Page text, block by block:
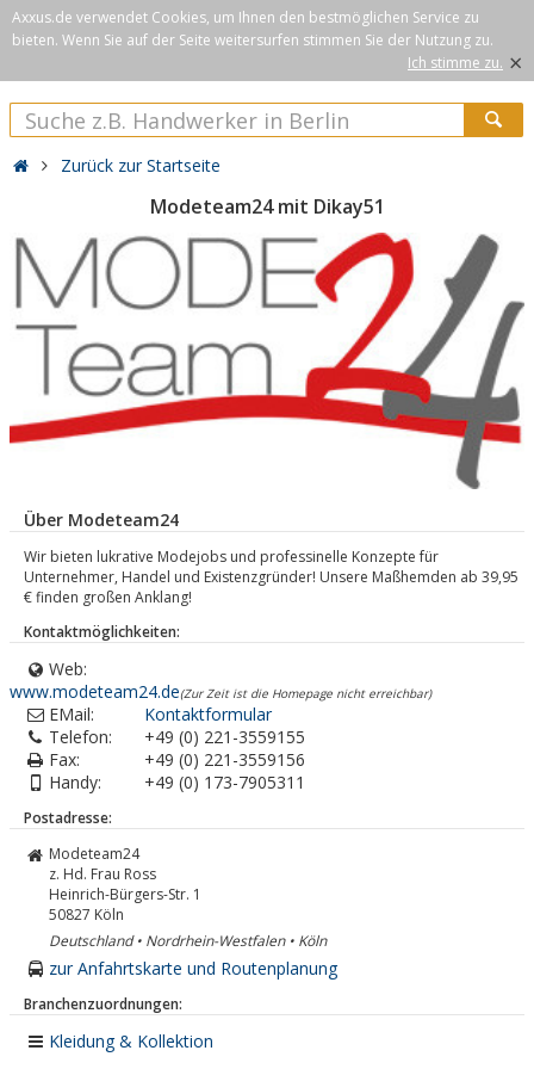
Axxus.de verwendet Cookies, um Ihnen den bestmöglichen Service zu
bieten. Wenn Sie auf der Seite weitersurfen stimmen Sie der Nutzung zu.
Ich stimme zu. ×
Zurück zur Startseite
Modeteam24 mit Dikay51
Über Modeteam24
Wir bieten lukrative Modejobs und professinelle Konzepte für
Unternehmer, Handel und Existenzgründer! Unsere Maßhemden ab 39,95
€ finden großen Anklang!
Kontaktmöglichkeiten:
Web:
www.modeteam24.de(Zur Zeit ist die Homepage nicht erreichbar)
EMail:
Kontaktformular
Telefon:
+49 (0) 221-3559155
Fax:
+49 (0) 221-3559156
Handy:
+49 (0) 173-7905311
Postadresse:
Modeteam24
z. Hd. Frau Ross
Heinrich-Bürgers-Str. 1
50827 Köln
Deutschland • Nordrhein-Westfalen • Köln
zur Anfahrtskarte und Routenplanung
Branchenzuordnungen:
Kleidung & Kollektion